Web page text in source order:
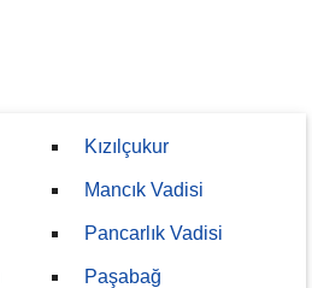
Kızılçukur
Mancık Vadisi
Pancarlık Vadisi
Paşabağ